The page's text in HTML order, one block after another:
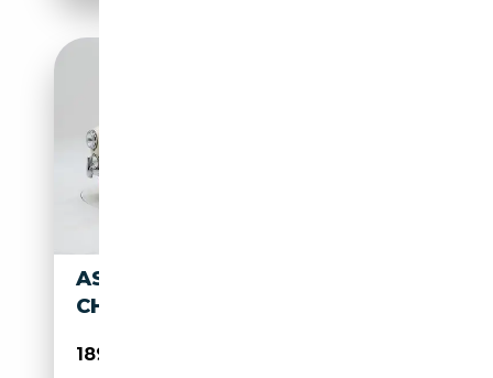
ASTON MARTIN DB 2 MKIII '59
CH1642
189 950€